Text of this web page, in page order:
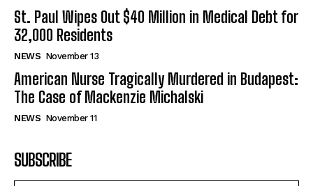
St. Paul Wipes Out $40 Million in Medical Debt for
32,000 Residents
NEWS November 13
American Nurse Tragically Murdered in Budapest:
The Case of Mackenzie Michalski
NEWS November 11
SUBSCRIBE